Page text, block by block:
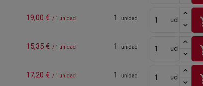
19,00 € / 1 unidad 1 unidad ud
15,35 € / 1 unidad 1 unidad ud
17,20 € / 1 unidad 1 unidad ud